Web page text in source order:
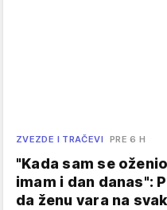
ZVEZDE I TRAČEVI PRE 6 H
"Kada sam se
imam i dan danas":
da ženu vara na